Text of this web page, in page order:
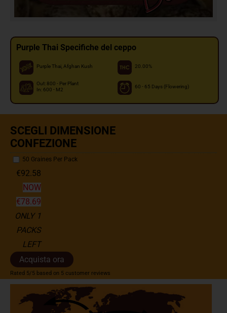
Purple Thai Specifiche del ceppo
Purple Thai, Afghan Kush 20.00%
Out: 800 - Per Plant
In: 600 - M2
60 - 65 Days (Flowering)
SCEGLI DIMENSIONE
CONFEZIONE
50 Graines Per Pack
€92.58
NOW
€78.69
ONLY 1
PACKS
LEFT
Acquista ora
Rated 5/5 based on 5 customer reviews